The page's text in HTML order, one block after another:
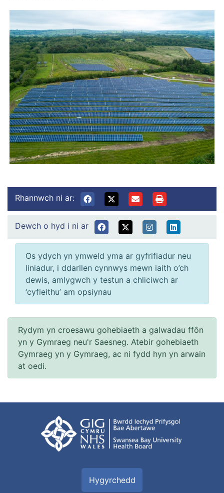
Rhannwch ni ar:
Dewch o hyd i ni ar
Os ydych yn ymweld yma ar gyfrifiadur neu
liniadur, i ddarllen cynnwys mewn iaith o’ch
dewis, amlygwch y testun a chliciwch ar
‘cyfieithu’ am opsiynau
Rydym yn croesawu gohebiaeth a galwadau ffôn
yn y Gymraeg neu'r Saesneg. Atebir gohebiaeth
Gymraeg yn y Gymraeg, ac ni fydd hyn yn arwain
at oedi.
Hygyrchedd